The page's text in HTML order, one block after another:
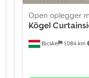
Bicske 1.084 km
Open oplegger
Kögel